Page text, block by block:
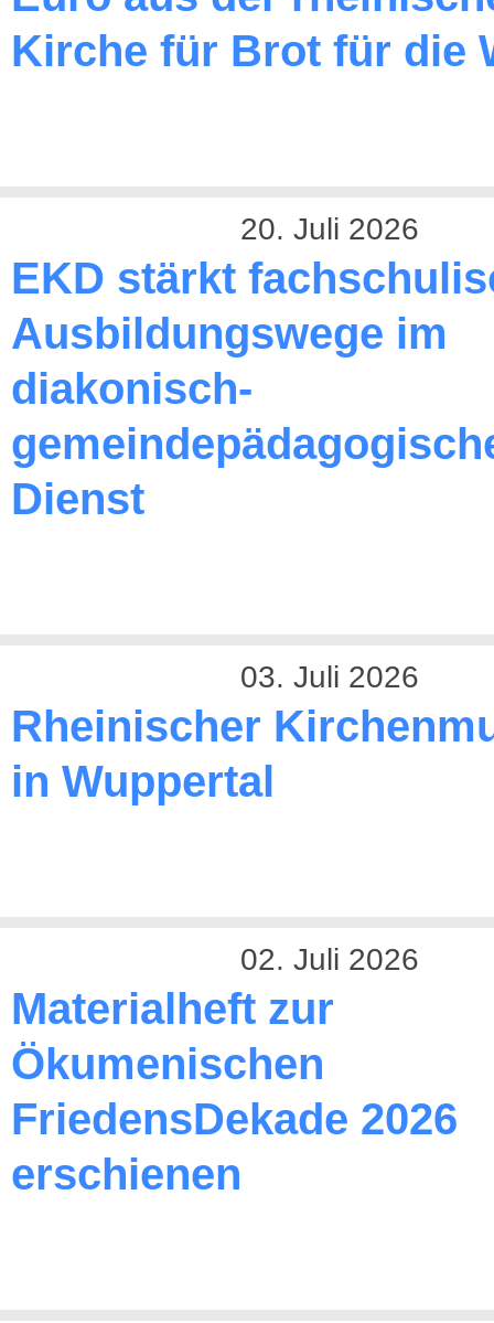
Kirche für Brot für die
20. Juli 2026
EKD stärkt
Ausbildungswege im
diakonisch-
Dienst
03. Juli 2026
Rheinischer
in Wuppertal
02. Juli 2026
Materialheft zur
Ökumenischen
FriedensDekade 2026
erschienen